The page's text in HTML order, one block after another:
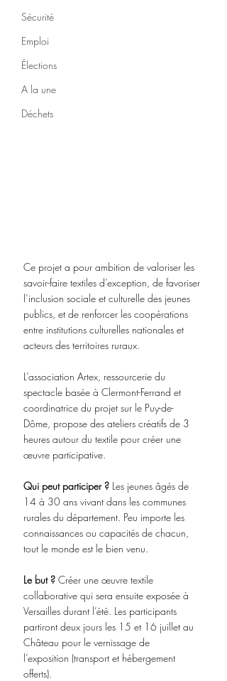
Sécurité
Emploi
Élections
A la une
Déchets
Ce projet a pour ambition de valoriser les
savoir-faire textiles d’exception, de favoriser
l’inclusion sociale et culturelle des jeunes
publics, et de renforcer les coopérations
entre institutions culturelles nationales et
acteurs des territoires ruraux.
L’association Artex, ressourcerie du
spectacle basée à Clermont-Ferrand et
coordinatrice du projet sur le Puy-de-
Dôme, propose des ateliers créatifs de 3
heures autour du textile pour créer une
œuvre participative.
Qui peut participer ? Les jeunes âgés de
14 à 30 ans vivant dans les communes
rurales du département. Peu importe les
connaissances ou capacités de chacun,
tout le monde est le bien venu.
Le but ? Créer une œuvre textile
collaborative qui sera ensuite exposée à
Versailles durant l’été. Les participants
partiront deux jours les 15 et 16 juillet au
Château pour le vernissage de
l’exposition (transport et hébergement
offerts).